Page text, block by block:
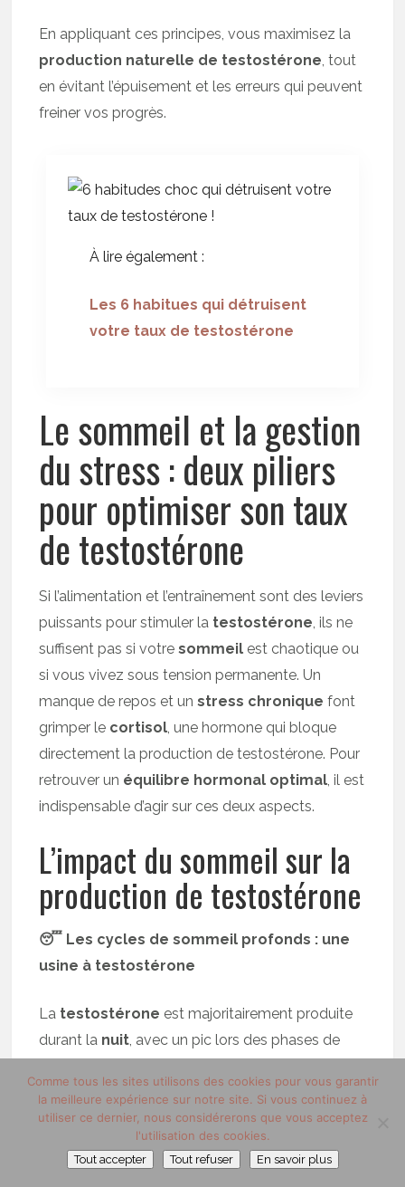
En appliquant ces principes, vous maximisez la
production naturelle de testostérone, tout
en évitant l’épuisement et les erreurs qui peuvent
freiner vos progrès.
À lire également :
Les 6 habitues qui détruisent
votre taux de testostérone
Le sommeil et la gestion
du stress : deux piliers
pour optimiser son taux
de testostérone
Si l’alimentation et l’entraînement sont des leviers
puissants pour stimuler la testostérone, ils ne
suffisent pas si votresommeil est chaotique ou
si vous vivez sous tension permanente. Un
manque de repos et unstress chronique font
grimper le cortisol, une hormone qui bloque
directement la production de testostérone. Pour
retrouver un équilibre hormonal optimal, il est
indispensable d’agir sur ces deux aspects.
L’impact du sommeil sur la
production de testostérone
😴 Les cycles de sommeil profonds : une
usine à testostérone
La testostérone est majoritairement produite
durant la nuit, avec un pic lors des phases de
drastiquement les taux hormonaux et entraîne
fatigue, irritabilité et baisse de libido . Une
seule nuit trop courte peut déjà impacter votre
équilibre hormonal.
Comme tous les sites utilisons des cookies pour vous garantir
la meilleure expérience sur notre site. Si vous continuez à
utiliser ce dernier, nous considérerons que vous acceptez
l'utilisation des cookies.
Tout accepter Tout refuser En savoir plus